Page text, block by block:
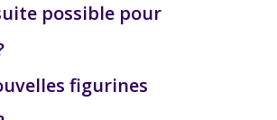
possible pour
figurines